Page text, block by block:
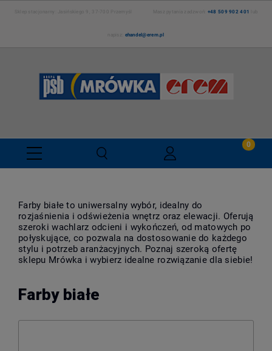
Sklep stacjonarny: Jasińskiego 9, 37-700 Przemyśl Masz pytania zadzwoń: +48 509 902 401
ehandel@erem.pl
Farby białe to uniwersalny wybór, idealny do
rozjaśnienia i odświeżenia wnętrz oraz elewacji. Oferują
szeroki wachlarz odcieni i wykończeń, od matowych po
połyskujące, co pozwala na dostosowanie do każdego
stylu i potrzeb aranżacyjnych. Poznaj szeroką ofertę
sklepu Mrówka i wybierz idealne rozwiązanie dla siebie!
Farby białe